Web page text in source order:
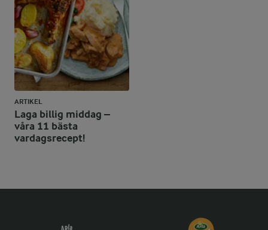
ARTIKEL
Laga billig middag –
våra 11 bästa
vardagsrecept!